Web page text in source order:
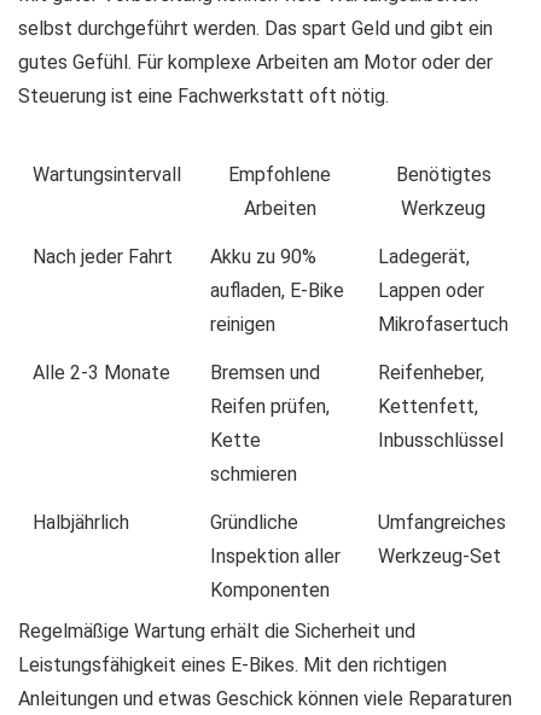
selbst durchgeführt werden. Das spart Geld und gibt ein
gutes Gefühl. Für komplexe Arbeiten am Motor oder der
Steuerung ist eine Fachwerkstatt oft nötig.
Wartungsintervall
Empfohlene
Arbeiten
Benötigtes
Werkzeug
Nach jeder Fahrt
Akku zu 90%
aufladen, E-Bike
reinigen
Ladegerät,
Lappen oder
Mikrofasertuch
Alle 2-3 Monate
Bremsen und
Reifen prüfen,
Kette
schmieren
Reifenheber,
Kettenfett,
Inbusschlüssel
Halbjährlich
Gründliche
Inspektion aller
Komponenten
Umfangreiches
Werkzeug-Set
Regelmäßige Wartung erhält die Sicherheit und
Leistungsfähigkeit eines E-Bikes. Mit den richtigen
Anleitungen und etwas Geschick können viele Reparaturen